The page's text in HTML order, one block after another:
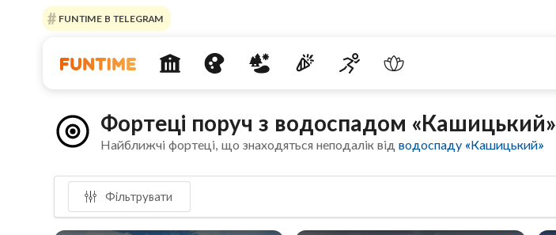
FUNTIME В TELEGRAM
Фортеці поруч з водоспадом «Кашицький»
Найближчі фортеці, що знаходяться неподалік відводоспаду «Кашицький»
Фільтрувати